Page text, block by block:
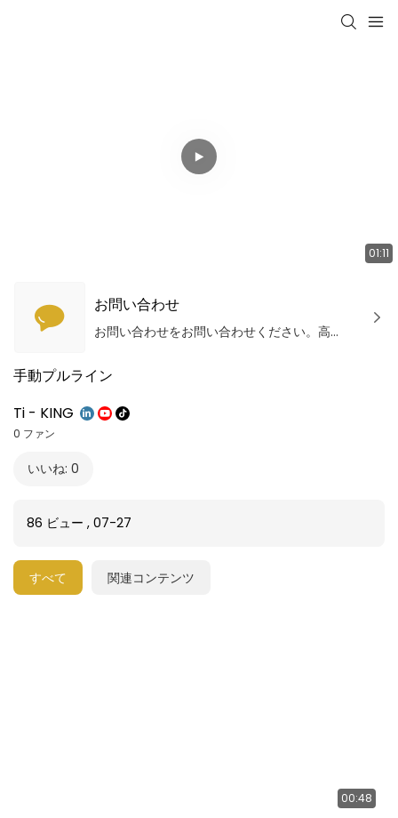
01:11
お問い合わせ
お問い合わせをお問い合わせください。高品質の製品とサービスを提供します！
手動プルライン
Ti - KING
0 ファン
いいね: 0
86 ビュー , 07-27
すべて 関連コンテンツ
00:48